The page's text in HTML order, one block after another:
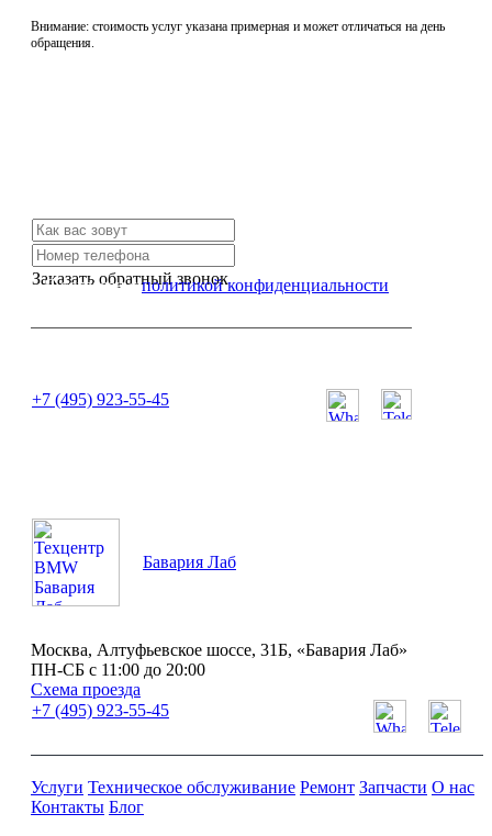
Внимание: стоимость услуг указана примерная и может отличаться на день
обращения.
Заказать обратный звонок
Я согласен сполитикой конфиденциальности
+7 (495) 923-55-45
Бавария Лаб
Москва, Алтуфьевское шоссе, 31Б, «Бавария Лаб»
ПН-СБ с 11:00 до 20:00
Схема проезда
+7 (495) 923-55-45
Услуги Техническое обслуживание Ремонт Запчасти О нас
Контакты Блог